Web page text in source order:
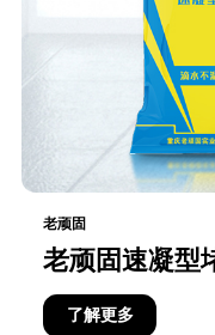
老顽固
老顽固速凝型
了解更多